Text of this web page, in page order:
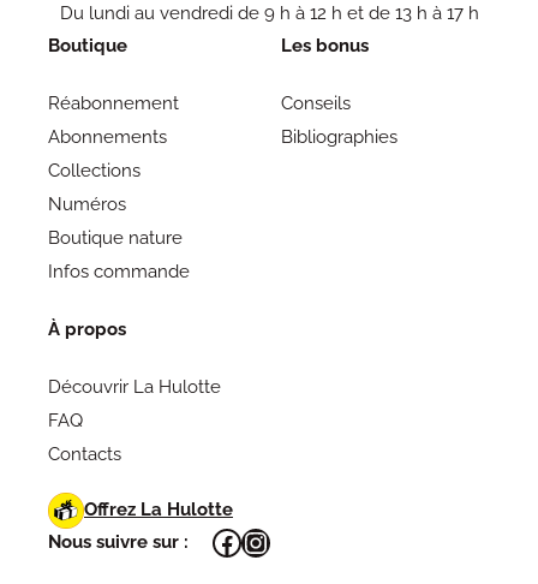
Du lundi au vendredi de 9 h à 12 h et de 13 h à 17 h
Boutique
Réabonnement
Abonnements
Collections
Numéros
Boutique nature
Infos commande
Les bonus
Conseils
Bibliographies
À propos
Découvrir La Hulotte
FAQ
Contacts
Offrez La Hulotte
Nous suivre sur :
Facebook
Instagram